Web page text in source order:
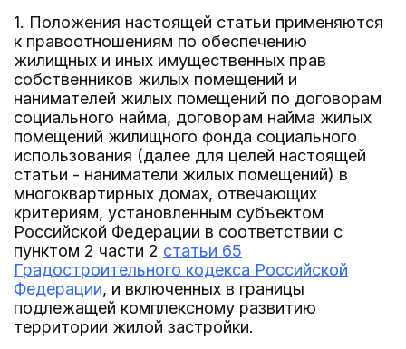
1. Положения настоящей статьи применяются
к правоотношениям по обеспечению
жилищных и иных имущественных прав
собственников жилых помещений и
нанимателей жилых помещений по договорам
социального найма, договорам найма жилых
помещений жилищного фонда социального
использования (далее для целей настоящей
статьи - наниматели жилых помещений) в
многоквартирных домах, отвечающих
критериям, установленным субъектом
Российской Федерации в соответствии с
пунктом 2 части 2 статьи 65
Градостроительного кодекса Российской
Федерации, и включенных в границы
подлежащей комплексному развитию
территории жилой застройки.